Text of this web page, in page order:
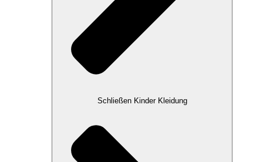
Schließen Kinder Kleidung